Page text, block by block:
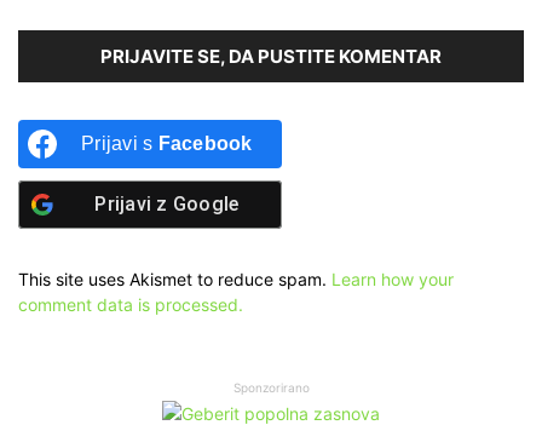
PRIJAVITE SE, DA PUSTITE KOMENTAR
Prijavi s Facebook
Prijavi z Google
This site uses Akismet to reduce spam. Learn how your
comment data is processed.
Sponzorirano